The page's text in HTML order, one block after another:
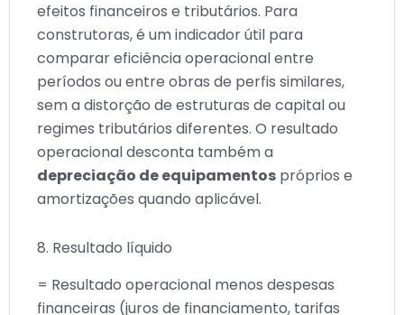
efeitos financeiros e tributários. Para
construtoras, é um indicador útil para
comparar eficiência operacional entre
períodos ou entre obras de perfis similares,
sem a distorção de estruturas de capital ou
regimes tributários diferentes. O resultado
operacional desconta também a
depreciação de equipamentos próprios e
amortizações quando aplicável.
8. Resultado líquido
= Resultado operacional menos despesas
financeiras (juros de financiamento, tarifas